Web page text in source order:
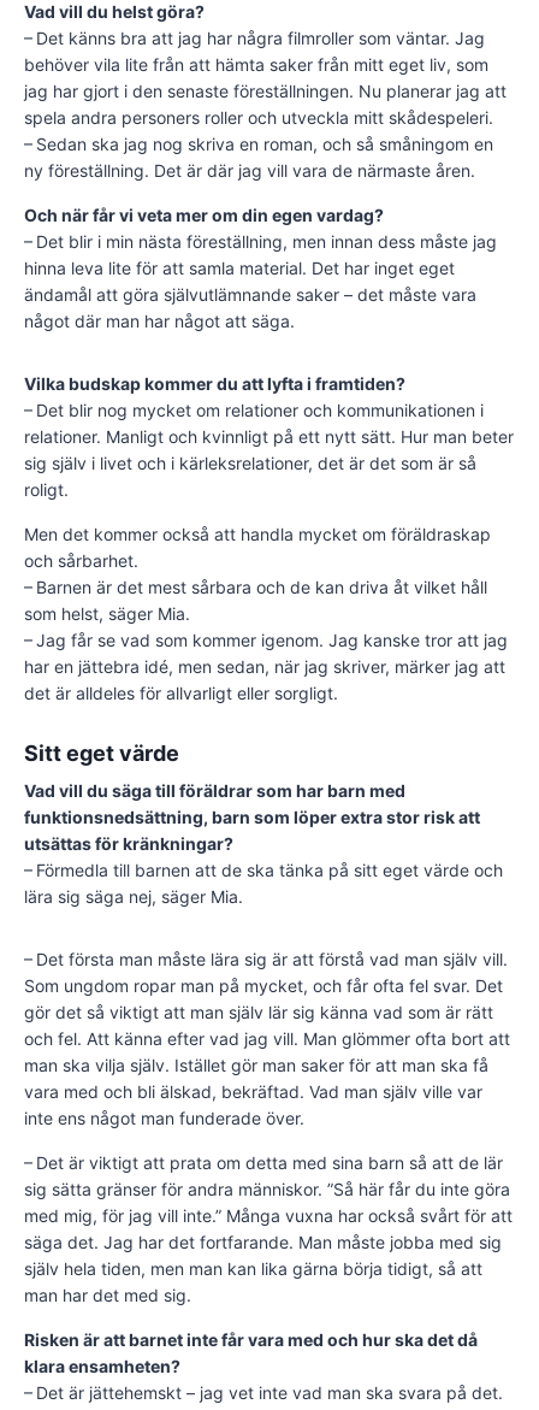
Vad vill du helst göra?
– Det känns bra att jag har några filmroller som väntar. Jag
behöver vila lite från att hämta saker från mitt eget liv, som
jag har gjort i den senaste föreställningen. Nu planerar jag att
spela andra personers roller och utveckla mitt skådespeleri.
– Sedan ska jag nog skriva en roman, och så småningom en
ny föreställning. Det är där jag vill vara de närmaste åren.
Och när får vi veta mer om din egen vardag?
– Det blir i min nästa föreställning, men innan dess måste jag
hinna leva lite för att samla material. Det har inget eget
ändamål att göra självutlämnande saker – det måste vara
något där man har något att säga.
Vilka budskap kommer du att lyfta i framtiden?
– Det blir nog mycket om relationer och kommunikationen i
relationer. Man­ligt och kvinnligt på ett nytt sätt. Hur man beter
sig själv i livet och i kärleksrelationer, det är det som är så
roligt.
Men det kommer också att handla mycket om föräldraskap
och sårbarhet.
– Barnen är det mest sårbara och de kan driva åt vilket håll
som helst, säger Mia.
– Jag får se vad som kommer igenom. Jag kanske tror att jag
har en jättebra idé, men sedan, när jag skriver, märker jag att
det är alldeles för allvarligt eller sorgligt.
Sitt eget värde
Vad vill du säga till föräldrar som har barn med
funktionsnedsättning, barn som löper extra stor risk att
utsättas för kränkningar?
– Förmedla till barnen att de ska tänka på sitt eget värde och
lära sig säga nej, säger Mia.
– Det första man måste lära sig är att förstå vad man själv vill.
Som ungdom ropar man på mycket, och får ofta fel svar. Det
gör det så viktigt att man själv lär sig känna vad som är rätt
och fel. Att känna efter vad jag vill. Man glömmer ofta bort att
man ska vilja själv. Istället gör man saker för att man ska få
vara med och bli älskad, bekräftad. Vad man själv ville var
inte ens något man funderade över.
– Det är viktigt att prata om detta med sina barn så att de lär
sig sätta gränser för andra människor. ”Så här får du inte göra
med mig, för jag vill inte.” Många vuxna har också svårt för att
säga det. Jag har det fortfarande. Man måste jobba med sig
själv hela tiden, men man kan lika gärna börja tidigt, så att
man har det med sig.
Risken är att barnet inte får vara med och hur ska det då
klara ensamheten?
– Det är jättehemskt – jag vet inte vad man ska svara på det.